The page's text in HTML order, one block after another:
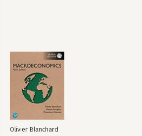
Olivier Blanchard